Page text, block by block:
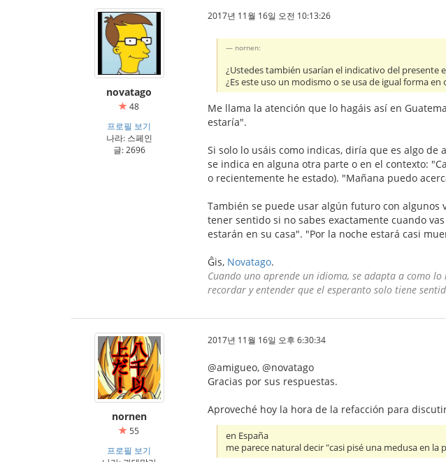
novatago
48
프로필 보기
나라: 스페인
글: 2696
2017년 11월 16일 오전 10:13:26
nornen:
¿Ustedes también usarían el indicativo del
¿Es este uso un modismo o se usa de igual forma en
Me llama la atención que lo hagáis así en
estaría".
Si solo lo usáis como indicas, diría que es algo
se indica en alguna otra parte o en el contexto:
o recientemente he estado). "Mañana puedo
También se puede usar algún futuro con algunos
tener sentido si no sabes exactamente cuando
estarán en su casa". "Por la noche estará casi
Ĝis, Novatago.
Cuando uno aprende un idioma, se adapta a como
recordar y entender que el esperanto solo tiene
nornen
55
프로필 보기
2017년 11월 16일 오후 6:30:34
@amigueo, @novatago
Gracias por sus respuestas.
Aproveché hoy la hora de la refacción para
en España
me parece natural decir "casi pisé una medusa en la